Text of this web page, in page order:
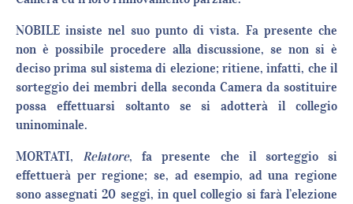
NOBILE insiste nel suo punto di vista. Fa presente che
non è possibile procedere alla discussione, se non si è
deciso prima sul sistema di elezione; ritiene, infatti, che il
sorteggio dei membri della seconda Camera da sostituire
possa effettuarsi soltanto se si adotterà il collegio
uninominale.
MORTATI,Relatore, fa presente che il sorteggio si
effettuerà per regione; se, ad esempio, ad una regione
sono assegnati 20 seggi, in quel collegio si farà l’elezione